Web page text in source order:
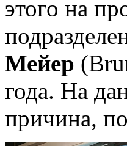
этого на
Мейер
года. На
причина,